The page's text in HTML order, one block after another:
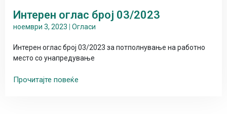
Интерен оглас број 03/2023
ноември 3, 2023 Огласи
Интерен оглас број 03/2023 за потполнување на работно
место со унапредување
Прочитајте повеќе